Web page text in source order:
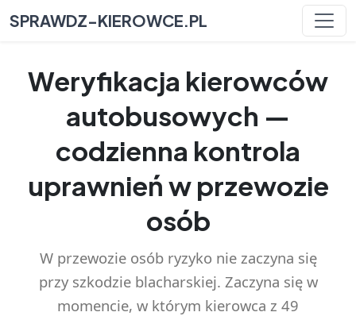
SPRAWDZ-KIEROWCE.PL
Weryfikacja kierowców
autobusowych —
codzienna kontrola
uprawnień w przewozie
osób
W przewozie osób ryzyko nie zaczyna się
przy szkodzie blacharskiej. Zaczyna się w
momencie, w którym kierowca z 49